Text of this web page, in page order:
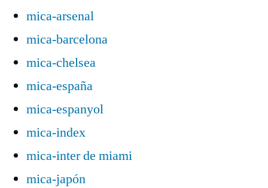
mica-arsenal
mica-barcelona
mica-chelsea
mica-españa
mica-espanyol
mica-index
mica-inter de miami
mica-japón